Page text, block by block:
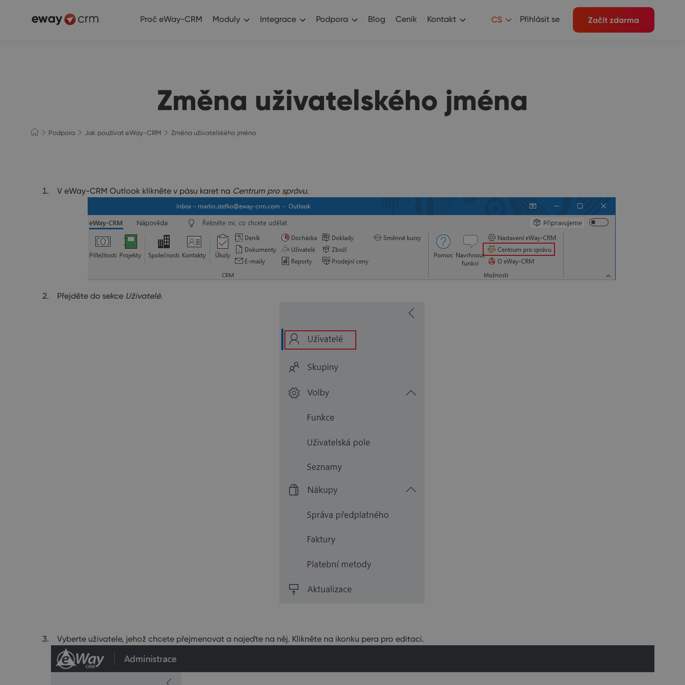
Proč eWay-CRM Moduly Integrace Podpora Blog Ceník Kontakt CS Přihlásit se Začít zdarma
Změna uživatelského jména
Podpora Jak používat eWay-CRM Změna uživatelského jména
V eWay-CRM Outlook klikněte v pásu karet na Centrum pro správu.
Přejděte do sekce Uživatelé.
Vyberte uživatele, jehož chcete přejmenovat a najeďte na něj. Klikněte na ikonku pera pro editaci.